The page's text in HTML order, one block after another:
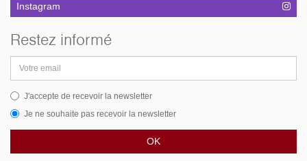
Instagram
Restez informé
email
J'accepte de recevoir la newsletter
Je ne souhaite pas recevoir la newsletter